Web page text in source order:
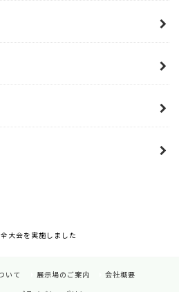
大会を実施しました
いて 展示場のご案内
会社概要